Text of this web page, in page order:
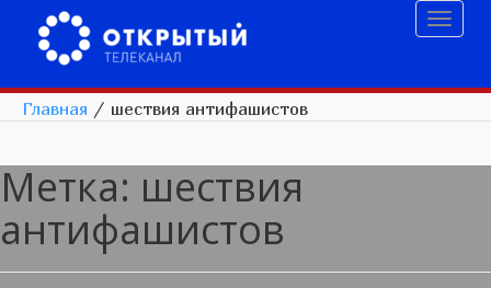
Главная / шествия антифашистов
Метка: шествия
антифашистов